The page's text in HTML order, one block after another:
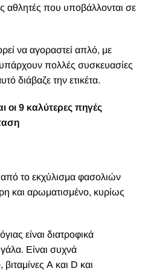
αθλητές που υποβάλλονται σε
να αγοραστεί απλό, με
πάρχουν πολλές συσκευασίες
διάβαζε την ετικέτα.
οι 9 καλύτερες πηγές
το εκχύλισμα φασολιών
και αρωματισμένο, κυρίως
είναι διατροφικά
Είναι συχνά
Α και D και